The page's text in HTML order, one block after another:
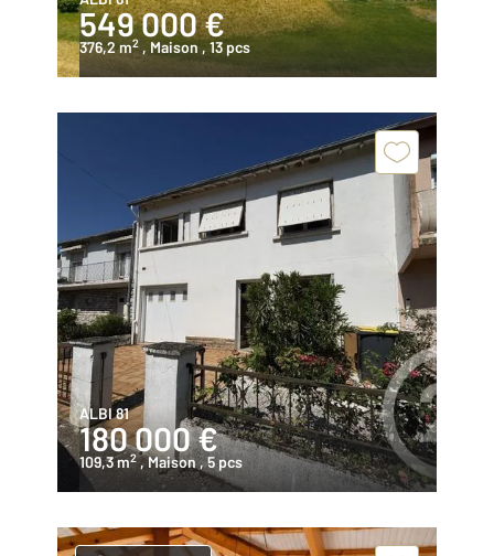
549 000 €
376,2 m2 , Maison , 13 pcs
ALBI 81
180 000 €
109,3 m2 , Maison, 5 pcs